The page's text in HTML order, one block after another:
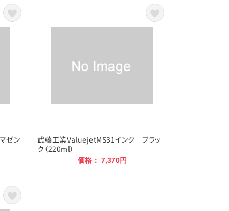
ゼン
武藤工業ValuejetMS31インク ブラッ
ク（220ml）
価格： 7,370円